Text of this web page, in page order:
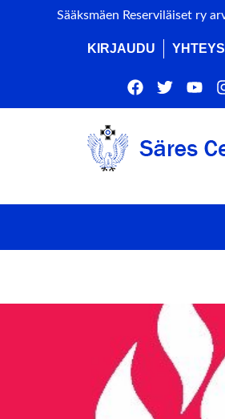
Sääksmäen Reserviläiset ry
KIRJAUDU